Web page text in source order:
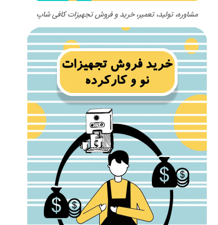
مشاوره، تولید، تعمیر، خرید و فروش تجهیزات کافی شاپ